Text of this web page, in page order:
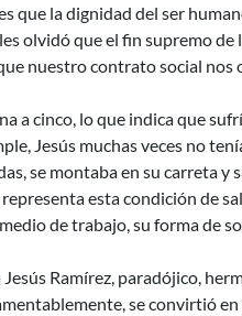
que la dignidad del ser
olvidó que el fin supremo de
nuestro contrato social
a cinco, lo que indica que
Jesús muchas veces no
se montaba en su carreta y
esta condición de
de trabajo, su forma de
Ramírez, paradójico,
se convirtió